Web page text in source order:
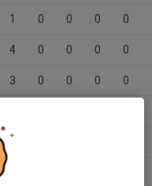
1 0 0 0 0
4 0 0 0 0
3 0 0 0 0
4